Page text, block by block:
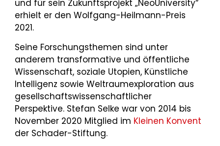
und für sein Zukunftsprojekt „NeoUniversity“
erhielt er den Wolfgang-Heilmann-Preis
2021.
Seine Forschungsthemen sind unter
anderem transformative und öffentliche
Wissenschaft, soziale Utopien, Künstliche
Intelligenz sowie Weltraumexploration aus
gesellschaftswissenschaftlicher
Perspektive. Stefan Selke war von 2014 bis
November 2020 Mitglied im Kleinen Konvent
der Schader-Stiftung.